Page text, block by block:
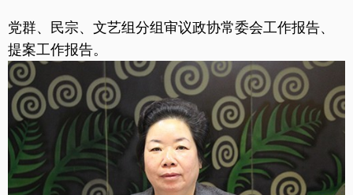
党群、民宗、文艺组分组审议政协常委会工作报告、
提案工作报告。